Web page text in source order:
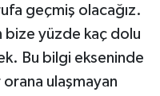
geçmiş olacağız.
bize yüzde kaç dolu
Bu bilgi ekseninde
ulaşmayan